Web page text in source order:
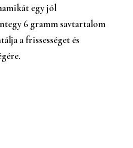
egy jól
6 gramm savtartalom
a frissességet és